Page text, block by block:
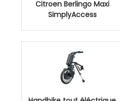
Citroen Berlingo Maxi
SimplyAccess